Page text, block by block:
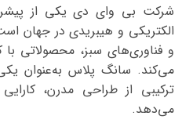
شرکت بی وای دی یکی از
الکتریکی و هیبریدی در جهان
و فناوری‌های سبز، محصولاتی
می‌کند. سانگ پلاس به‌عنوان
ترکیبی از طراحی مدرن،
می‌دهد.